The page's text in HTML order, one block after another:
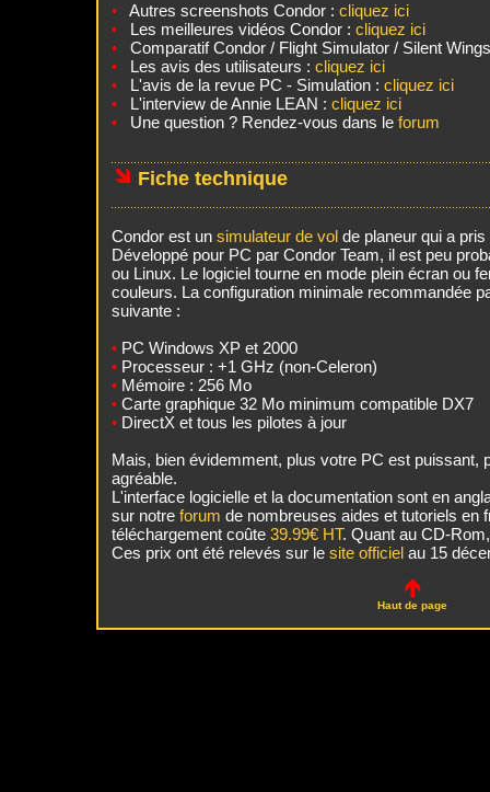
• Autres screenshots Condor : cliquez ici
• Les meilleures vidéos Condor : cliquez ici
• Comparatif Condor / Flight Simulator / Silent
• Les avis des utilisateurs : cliquez ici
• L'avis de la revue PC - Simulation : cliquez ici
• L'interview de Annie LEAN : cliquez ici
• Une question ? Rendez-vous dans le forum
Fiche technique
Condor est un simulateur de vol de planeur qui a
Développé pour PC par Condor Team, il est peu
ou Linux. Le logiciel tourne en mode plein écran ou
couleurs. La configuration minimale recommandée
suivante :
• PC Windows XP et 2000
• Processeur : +1 GHz (non-Celeron)
• Mémoire : 256 Mo
• Carte graphique 32 Mo minimum compatible DX7
• DirectX et tous les pilotes à jour
Mais, bien évidemment, plus votre PC est puissant,
agréable.
L'interface logicielle et la documentation sont en
sur notre forum de nombreuses aides et tutoriels en
téléchargement coûte 39.99€ HT. Quant au CD-
Ces prix ont été relevés sur le site officiel au 15
Haut de page